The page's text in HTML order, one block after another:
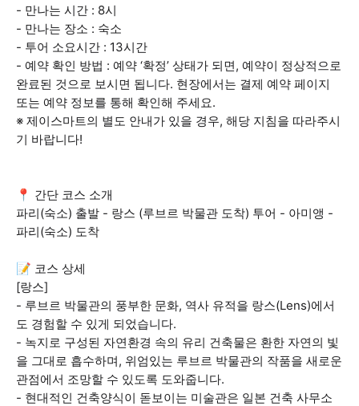
- 만나는 시간 : 8시
- 만나는 장소 : 숙소
- 투어 소요시간 : 13시간
- 예약 확인 방법 : 예약 ‘확정’ 상태가 되면, 예약이 정상적으로
완료된 것으로 보시면 됩니다. 현장에서는 결제 예약 페이지
또는 예약 정보를 통해 확인해 주세요.
※ 제이스마트의 별도 안내가 있을 경우, 해당 지침을 따라주시
기 바랍니다!
📍 간단 코스 소개
파리(숙소) 출발 - 랑스 (루브르 박물관 도착) 투어 - 아미앵 -
파리(숙소) 도착
📝 코스 상세
[랑스]
- 루브르 박물관의 풍부한 문화, 역사 유적을 랑스(Lens)에서
도 경험할 수 있게 되었습니다.
- 녹지로 구성된 자연환경 속의 유리 건축물은 환한 자연의 빛
을 그대로 흡수하며, 위엄있는 루브르 박물관의 작품을 새로운
관점에서 조망할 수 있도록 도와줍니다.
- 현대적인 건축양식이 돋보이는 미술관은 일본 건축 사무소